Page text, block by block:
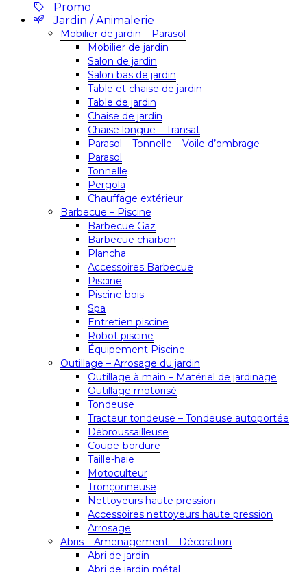
Promo
Jardin / Animalerie
Mobilier de jardin – Parasol
Mobilier de jardin
Salon de jardin
Salon bas de jardin
Table et chaise de jardin
Table de jardin
Chaise de jardin
Chaise longue – Transat
Parasol – Tonnelle – Voile d’ombrage
Parasol
Tonnelle
Pergola
Chauffage extérieur
Barbecue – Piscine
Barbecue Gaz
Barbecue charbon
Plancha
Accessoires Barbecue
Piscine
Piscine bois
Spa
Entretien piscine
Robot piscine
Équipement Piscine
Outillage – Arrosage du jardin
Outillage à main – Matériel de jardinage
Outillage motorisé
Tondeuse
Tracteur tondeuse – Tondeuse autoportée
Débroussailleuse
Coupe-bordure
Taille-haie
Motoculteur
Tronçonneuse
Nettoyeurs haute pression
Accessoires nettoyeurs haute pression
Arrosage
Abris – Amenagement – Décoration
Abri de jardin
Abri de jardin métal